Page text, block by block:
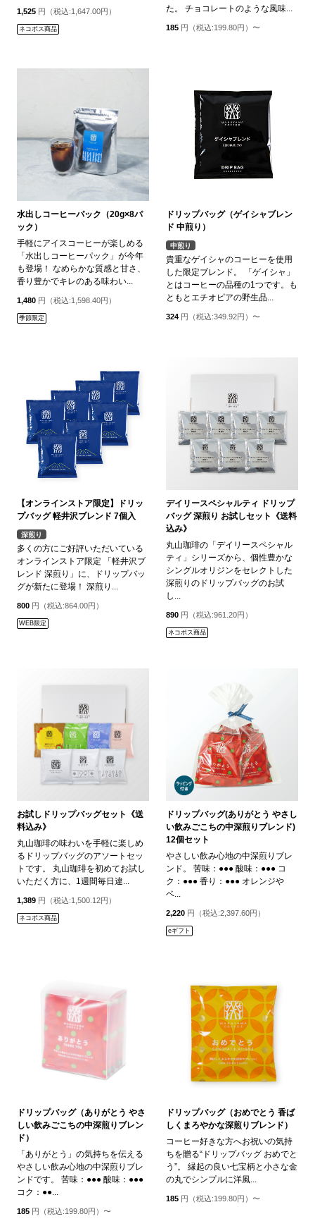
1,525 円（税込:1,647.00円）
ネコポス商品
た。 チョコレートのような風味...
185 円（税込:199.80円）〜
水出しコーヒーパック（20g×8パ
ック）
手軽にアイスコーヒーが楽しめる
「水出しコーヒーパック」が今年
も登場！ なめらかな質感と甘さ、
香り豊かでキレのある味わい...
1,480 円（税込:1,598.40円）
季節限定
ドリップバッグ（ゲイシャブレン
ド 中煎り）
中煎り
貴重なゲイシャのコーヒーを使用
した限定ブレンド。 「ゲイシャ」
とはコーヒーの品種の1つです。も
ともとエチオピアの野生品...
324 円（税込:349.92円）〜
【オンラインストア限定】ドリッ
プバッグ 軽井沢ブレンド 7個入
深煎り
多くの方にご好評いただいている
オンラインストア限定 「軽井沢ブ
レンド 深煎り」に、ドリップバッ
グが新たに登場！ 深煎り...
800 円（税込:864.00円）
WEB限定
デイリースペシャルティ ドリップ
バッグ 深煎り お試しセット《送料
込み》
丸山珈琲の「デイリースペシャル
ティ」シリーズから、個性豊かな
シングルオリジンをセレクトした
深煎りのドリップバッグのお試
し...
890 円（税込:961.20円）
ネコポス商品
お試しドリップバッグセット《送
料込み》
丸山珈琲の味わいを手軽に楽しめ
るドリップバッグのアソートセッ
トです。 丸山珈琲を初めてお試し
いただく方に、1週間毎日違...
1,389 円（税込:1,500.12円）
ネコポス商品
ドリップバッグ(ありがとう やさし
い飲みごこちの中深煎りブレンド)
12個セット
やさしい飲み心地の中深煎りブレ
ンド。 苦味：●●● 酸味：●●● コ
ク：●●● 香り：●●● オレンジや
ベ...
2,220 円（税込:2,397.60円）
eギフト
ドリップバッグ（ありがとう やさ
しい飲みごこちの中深煎りブレン
ド）
「ありがとう」の気持ちを伝える
やさしい飲み心地の中深煎りブレ
ンドです。 苦味：●●● 酸味：●●●
コク：●●...
185 円（税込:199.80円）〜
ドリップバッグ（おめでとう 香ば
しくまろやかな深煎りブレンド）
コーヒー好きな方へお祝いの気持
ちを贈る“ドリップバッグ おめでと
う”。 縁起の良い七宝柄と小さな金
の丸でシンプルに洋風...
185 円（税込:199.80円）〜